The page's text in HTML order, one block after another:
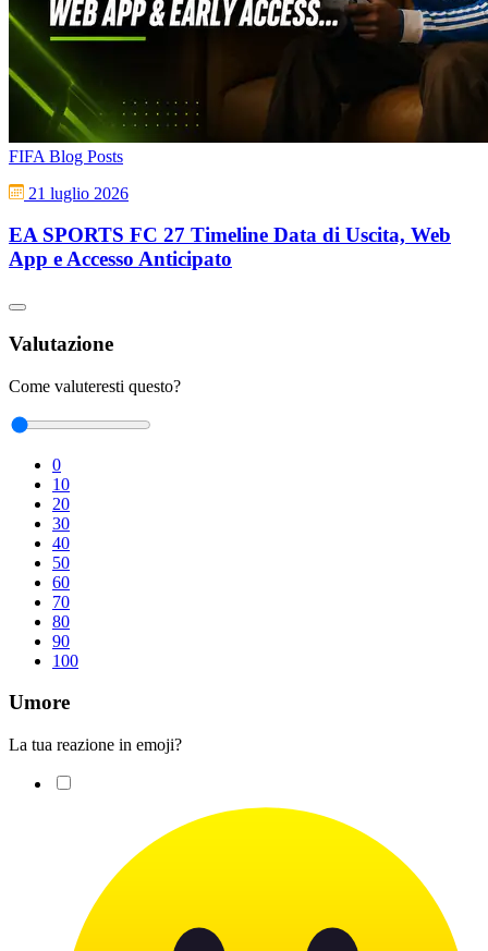
FIFA Blog Posts
21 luglio 2026
EA SPORTS FC 27 Timeline Data di Uscita, Web
App e Accesso Anticipato
Valutazione
Come valuteresti questo?
0
10
20
30
40
50
60
70
80
90
100
Umore
La tua reazione in emoji?